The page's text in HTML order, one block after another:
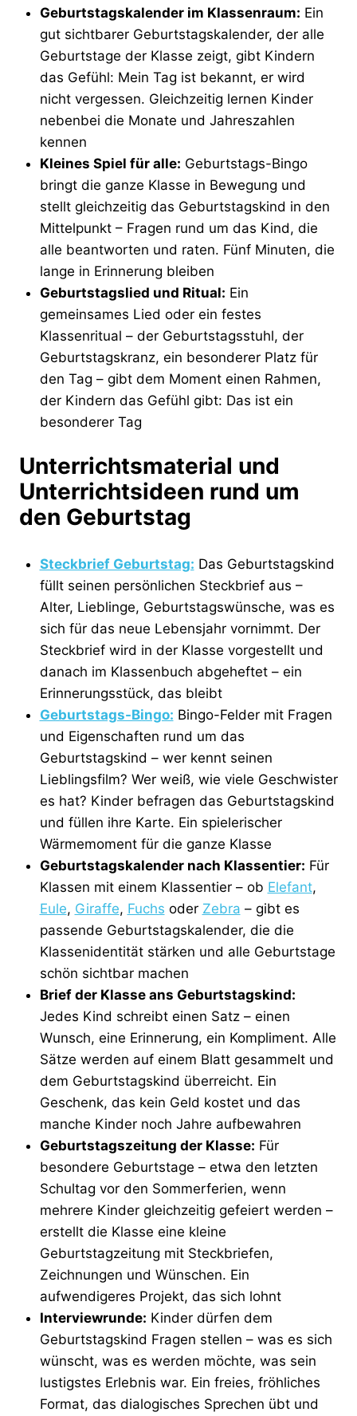
Geburtstagskalender im Klassenraum: Ein
gut sichtbarer Geburtstagskalender, der alle
Geburtstage der Klasse zeigt, gibt Kindern
das Gefühl: Mein Tag ist bekannt, er wird
nicht vergessen. Gleichzeitig lernen Kinder
nebenbei die Monate und Jahreszahlen
kennen
Kleines Spiel für alle: Geburtstags-Bingo
bringt die ganze Klasse in Bewegung und
stellt gleichzeitig das Geburtstagskind in den
Mittelpunkt – Fragen rund um das Kind, die
alle beantworten und raten. Fünf Minuten, die
lange in Erinnerung bleiben
Geburtstagslied und Ritual: Ein
gemeinsames Lied oder ein festes
Klassenritual – der Geburtstagsstuhl, der
Geburtstagskranz, ein besonderer Platz für
den Tag – gibt dem Moment einen Rahmen,
der Kindern das Gefühl gibt: Das ist ein
besonderer Tag
Unterrichtsmaterial und
Unterrichtsideen rund um
den Geburtstag
Steckbrief Geburtstag: Das Geburtstagskind
füllt seinen persönlichen Steckbrief aus –
Alter, Lieblinge, Geburtstagswünsche, was es
sich für das neue Lebensjahr vornimmt. Der
Steckbrief wird in der Klasse vorgestellt und
danach im Klassenbuch abgeheftet – ein
Erinnerungsstück, das bleibt
Geburtstags-Bingo: Bingo-Felder mit Fragen
und Eigenschaften rund um das
Geburtstagskind – wer kennt seinen
Lieblingsfilm? Wer weiß, wie viele Geschwister
es hat? Kinder befragen das Geburtstagskind
und füllen ihre Karte. Ein spielerischer
Wärmemoment für die ganze Klasse
Geburtstagskalender nach Klassentier: Für
Klassen mit einem Klassentier – ob Elefant,
Eule, Giraffe, Fuchs oder Zebra – gibt es
passende Geburtstagskalender, die die
Klassenidentität stärken und alle Geburtstage
schön sichtbar machen
Brief der Klasse ans Geburtstagskind:
Jedes Kind schreibt einen Satz – einen
Wunsch, eine Erinnerung, ein Kompliment. Alle
Sätze werden auf einem Blatt gesammelt und
dem Geburtstagskind überreicht. Ein
Geschenk, das kein Geld kostet und das
manche Kinder noch Jahre aufbewahren
Geburtstagszeitung der Klasse: Für
besondere Geburtstage – etwa den letzten
Schultag vor den Sommerferien, wenn
mehrere Kinder gleichzeitig gefeiert werden –
erstellt die Klasse eine kleine
Geburtstagzeitung mit Steckbriefen,
Zeichnungen und Wünschen. Ein
aufwendigeres Projekt, das sich lohnt
Interviewrunde: Kinder dürfen dem
Geburtstagskind Fragen stellen – was es sich
wünscht, was es werden möchte, was sein
lustigstes Erlebnis war. Ein freies, fröhliches
Format, das dialogisches Sprechen übt und